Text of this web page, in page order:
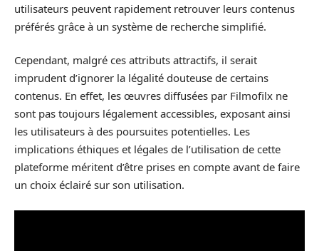
utilisateurs peuvent rapidement retrouver leurs contenus
préférés grâce à un système de recherche simplifié.
Cependant, malgré ces attributs attractifs, il serait
imprudent d’ignorer la légalité douteuse de certains
contenus. En effet, les œuvres diffusées par Filmofilx ne
sont pas toujours légalement accessibles, exposant ainsi
les utilisateurs à des poursuites potentielles. Les
implications éthiques et légales de l’utilisation de cette
plateforme méritent d’être prises en compte avant de faire
un choix éclairé sur son utilisation.